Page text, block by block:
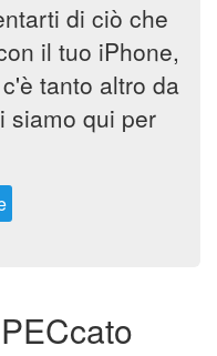
di ciò che
il tuo iPhone,
tanto altro da
siamo qui per